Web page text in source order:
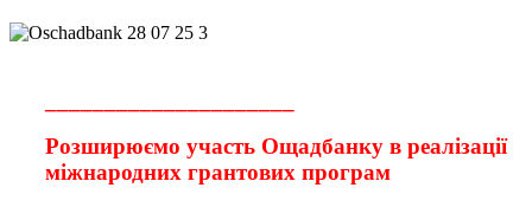
Розширюємо участь Ощадбанку в реалізації
міжнародних грантових програм